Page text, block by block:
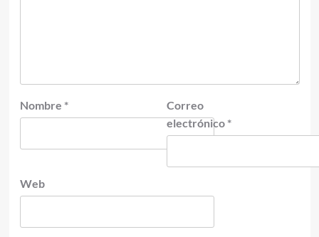
Nombre *
Correo
electrónico *
Web